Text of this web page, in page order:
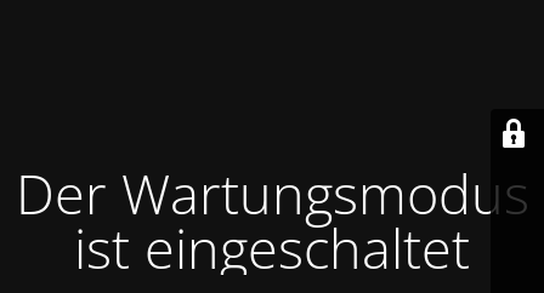
Der Wartungsmodus
ist eingeschaltet